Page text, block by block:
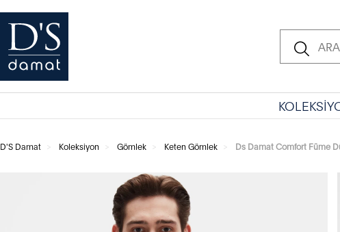
D'S Damat Koleksiyon Gömlek Keten Gömlek Ds Damat Comfort Füme